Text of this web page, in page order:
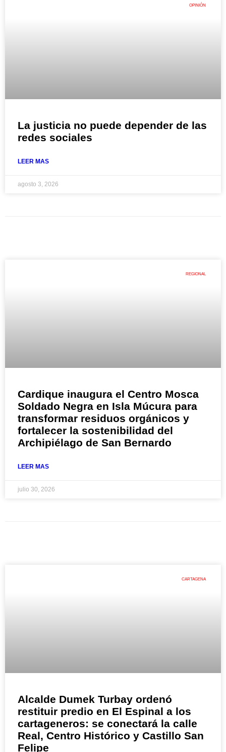
OPINIÓN
La justicia no puede depender de las
redes sociales
LEER MAS
agosto 3, 2026
REGIONAL
Cardique inaugura el Centro Mosca
Soldado Negra en Isla Múcura para
transformar residuos orgánicos y
fortalecer la sostenibilidad del
Archipiélago de San Bernardo
LEER MAS
julio 30, 2026
CARTAGENA
Alcalde Dumek Turbay ordenó
restituir predio en El Espinal a los
cartageneros: se conectará la calle
Real, Centro Histórico y Castillo San
Felipe